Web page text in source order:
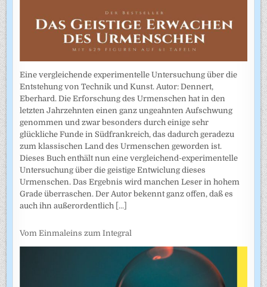
Eine vergleichende experimentelle Untersuchung über die
Entstehung von Technik und Kunst. Autor: Dennert,
Eberhard. Die Erforschung des Urmenschen hat in den
letzten Jahrzehnten einen ganz ungeahnten Aufschwung
genommen und zwar besonders durch einige sehr
glückliche Funde in Südfrankreich, das dadurch geradezu
zum klassischen Land des Urmenschen geworden ist.
Dieses Buch enthält nun eine vergleichend-experimentelle
Untersuchung über die geistige Entwiclung dieses
Urmenschen. Das Ergebnis wird manchen Leser in hohem
Grade überraschen. Der Autor bekennt ganz offen, daß es
auch ihn außerordentlich [...]
Vom Einmaleins zum Integral